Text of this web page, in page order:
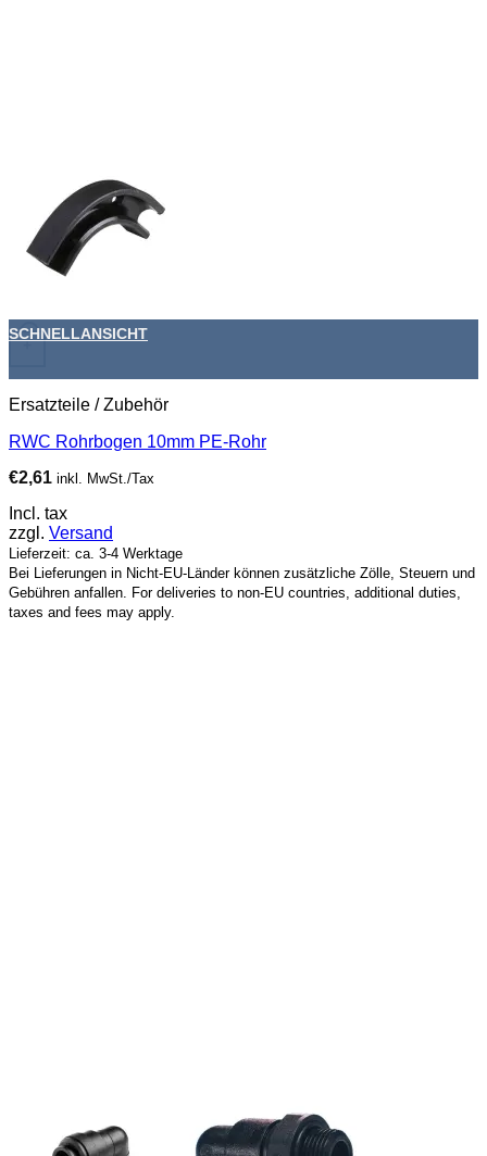
+
SCHNELLANSICHT
Ersatzteile / Zubehör
RWC Rohrbogen 10mm PE-Rohr
€2,61 inkl. MwSt./Tax
Incl. tax
zzgl. Versand
Lieferzeit: ca. 3-4 Werktage
Bei Lieferungen in Nicht-EU-Länder können zusätzliche Zölle, Steuern und
Gebühren anfallen. For deliveries to non-EU countries, additional duties,
taxes and fees may apply.